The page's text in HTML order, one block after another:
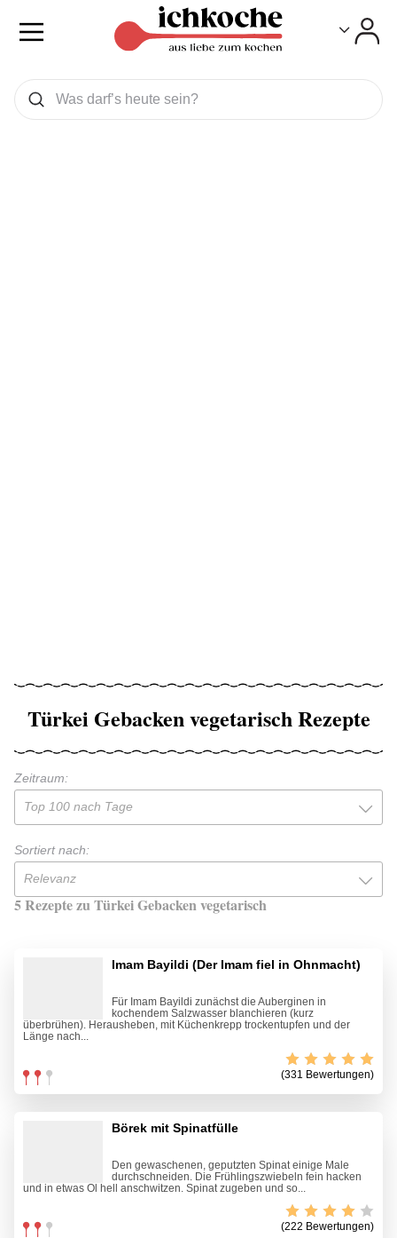
Was wollen Sie suchen
Suchen
Türkei Gebacken vegetarisch Rezepte
Zeitraum:
Top 100 nach Tage
Sortiert nach:
Relevanz
5 Rezepte zu Türkei Gebacken vegetarisch
Imam Bayildi (Der Imam fiel in Ohnmacht)
Für Imam Bayildi zunächst die Auberginen in
kochendem Salzwasser blanchieren (kurz
überbrühen). Herausheben, mit Küchenkrepp trockentupfen und der
Länge nach...
(331 Bewertungen)
Börek mit Spinatfülle
Den gewaschenen, geputzten Spinat einige Male
durchschneiden. Die Frühlingszwiebeln fein hacken
und in etwas Öl hell anschwitzen. Spinat zugeben und so...
(222 Bewertungen)